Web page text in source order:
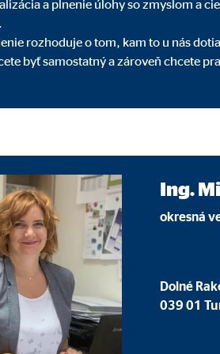
a plnenie úlohy so zmyslom a
rozhoduje o tom, kam to u nás
byť samostatný a zároveň chcete
Ing.
okresná
Dolné
039 01
AdSense
až
| Príjemca: OVB, Adform A/S